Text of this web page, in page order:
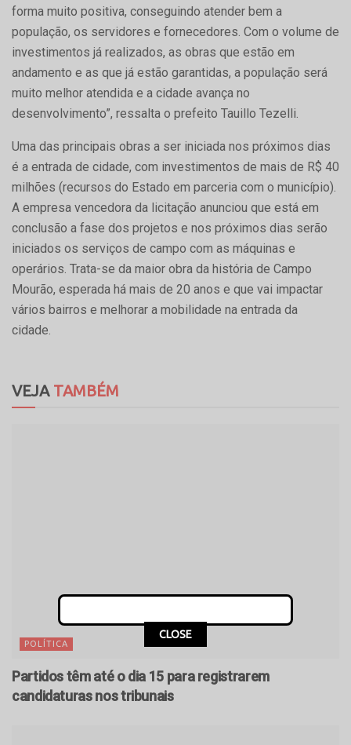
forma muito positiva, conseguindo atender bem a
população, os servidores e fornecedores. Com o volume de
investimentos já realizados, as obras que estão em
andamento e as que já estão garantidas, a população será
muito melhor atendida e a cidade avança no
desenvolvimento”, ressalta o prefeito Tauillo Tezelli.
Uma das principais obras a ser iniciada nos próximos dias
é a entrada de cidade, com investimentos de mais de R$ 40
milhões (recursos do Estado em parceria com o município).
A empresa vencedora da licitação anunciou que está em
conclusão a fase dos projetos e nos próximos dias serão
iniciados os serviços de campo com as máquinas e
operários. Trata-se da maior obra da história de Campo
Mourão, esperada há mais de 20 anos e que vai impactar
vários bairros e melhorar a mobilidade na entrada da
cidade.
VEJATAMBÉM
POLÍTICA
Partidos têm até o dia 15 para registrarem
candidaturas nos tribunais
CLOSE